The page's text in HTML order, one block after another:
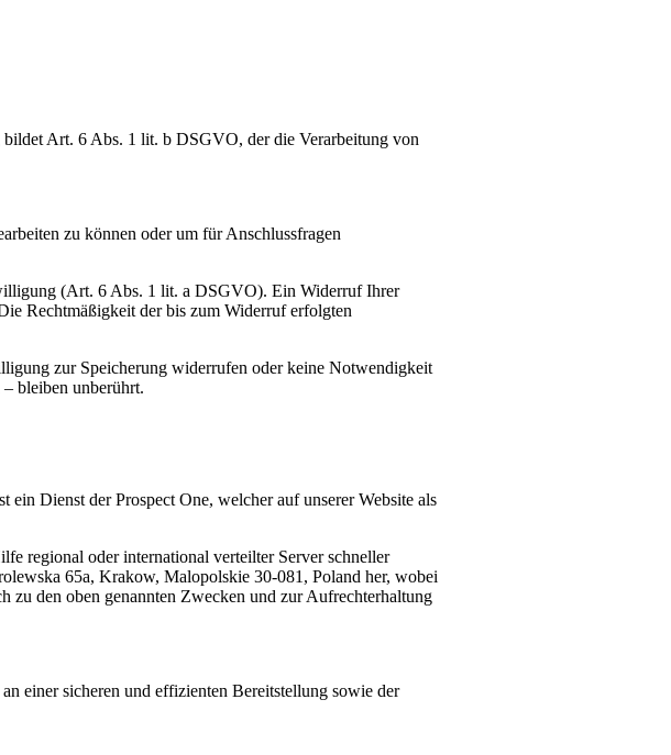
bildet Art. 6 Abs. 1 lit. b DSGVO, der die Verarbeitung von
zu können oder um für Anschlussfragen
(Art. 6 Abs. 1 lit. a DSGVO). Ein Widerruf Ihrer
Rechtmäßigkeit der bis zum Widerruf erfolgten
zur Speicherung widerrufen oder keine Notwendigkeit
bleiben unberührt.
Dienst der Prospect One, welcher auf unserer Website als
regional oder international verteilter Server schneller
65a, Krakow, Malopolskie 30-081, Poland her, wobei
den oben genannten Zwecken und zur Aufrechterhaltung
einer sicheren und effizienten Bereitstellung sowie der